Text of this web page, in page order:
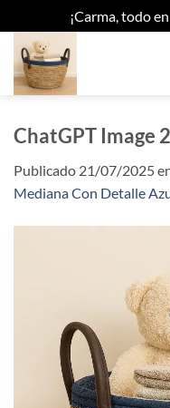
¡Carma, todo
Saltar
contenido
ChatGPT Image
Publicado 21/07/2025
Mediana Con Detalle